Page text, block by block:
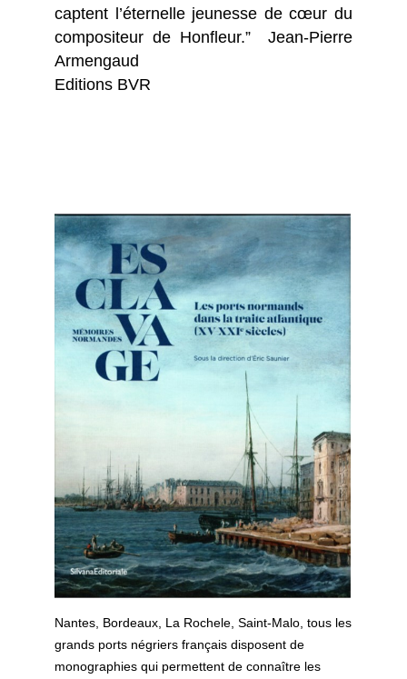
captent l’éternelle jeunesse de cœur du
compositeur de Honfleur.” Jean-Pierre
Armengaud
Editions BVR
Nantes, Bordeaux, La Rochele, Saint-Malo, tous les
grands ports négriers français disposent de
monographies qui permettent de connaître les